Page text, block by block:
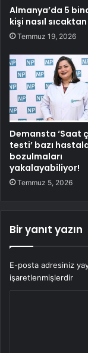
Almanya’da 5
kişi nasıl
Temmuz 19, 2026
Demansta ‘Saat
testi’ bazı
bozulmaları
yakalayabiliyor!
Temmuz 5, 2026
Bir yanıt yazın
E-posta adresiniz
işaretlenmişlerdir